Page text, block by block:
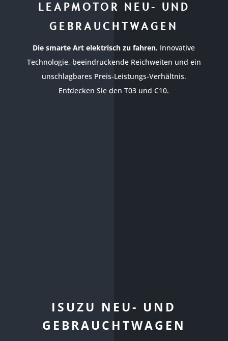
LEAPMOTOR NEU- UND
GEBRAUCHTWAGEN
Die smarte Art elektrisch zu fahren. Innovative
Technologie, beeindruckende Reichweiten und ein
unschlagbares Preis-Leistungs-Verhältnis.
Entdecken Sie den T03 und C10.
ISUZU NEU- UND
GEBRAUCHTWAGEN